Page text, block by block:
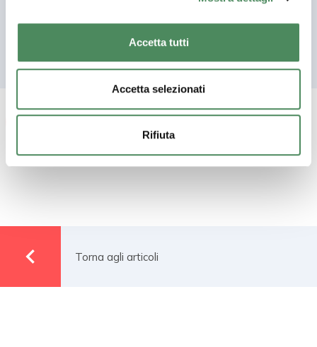
Accetta tutti
Accetta selezionati
Rifiuta
Prev Next
Torna agli articoli